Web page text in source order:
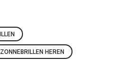
ZONNEBRILLEN HEREN